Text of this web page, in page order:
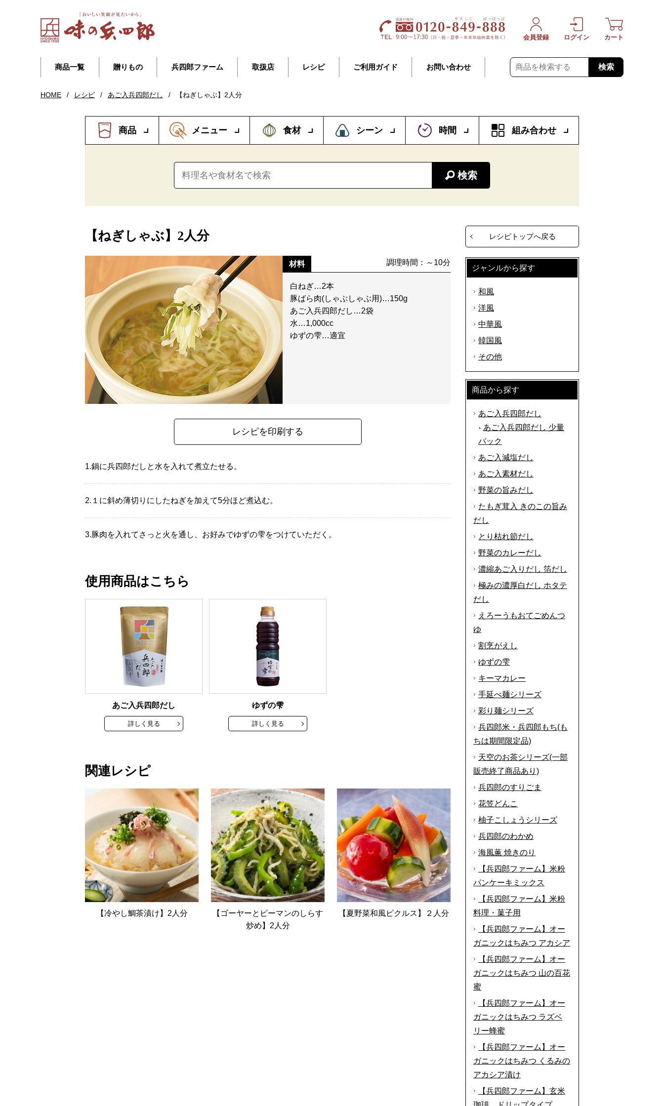
商品一覧 贈りもの 兵四郎ファーム 取扱店 レシピ ご利用ガイド お問い合わせ 検索
会員登録 ログイン カート
HOME / レシピ / あご入兵四郎だし / 【ねぎしゃぶ】2人分
商品 メニュー 食材 シーン 時間 組み合わせ
検索
【ねぎしゃぶ】2人分
材料 調理時間：～10分
白ねぎ…2本
豚ばら肉(しゃぶしゃぶ用)…150g
あご入兵四郎だし…2袋
水…1,000cc
ゆずの雫…適宜
レシピを印刷する
1.鍋に兵四郎だしと水を入れて煮立たせる。
2. １に斜め薄切りにしたねぎを加えて5分ほど煮込む。
3.豚肉を入れてさっと火を通し、お好みでゆずの雫をつけていただく。
使用商品はこちら
あご入兵四郎だし
詳しく見る
ゆずの雫
詳しく見る
関連レシピ
【冷やし鯛茶漬け】2人分
【ゴーヤーとピーマンのしらす
炒め】2人分
【夏野菜和風ピクルス】２人分
レシピトップへ戻る
ジャンルから探す
和風
洋風
中華風
韓国風
その他
商品から探す
あご入兵四郎だし
あご入兵四郎だし 少量
パック
あご入減塩だし
あご入素材だし
野菜の旨みだし
たもぎ茸入 きのこの旨み
だし
とり枯れ節だし
野菜のカレーだし
濃縮あご入りだし 箔だし
極みの濃厚白だし ホタテ
だし
えろーうもおてごめんつ
ゆ
割烹がえし
ゆずの雫
キーマカレー
手延べ麺シリーズ
彩り麺シリーズ
兵四郎米・兵四郎もち(も
ちは期間限定品)
天空のお茶シリーズ(一部
販売終了商品あり)
兵四郎のすりごま
花笠どんこ
柚子こしょうシリーズ
兵四郎のわかめ
海風薫 焼きのり
【兵四郎ファーム】米粉
パンケーキミックス
【兵四郎ファーム】米粉
料理・菓子用
【兵四郎ファーム】オー
ガニックはちみつ アカシア
【兵四郎ファーム】オー
ガニックはちみつ 山の百花
蜜
【兵四郎ファーム】オー
ガニックはちみつ ラズベ
リー蜂蜜
【兵四郎ファーム】オー
ガニックはちみつ くるみの
アカシア漬け
【兵四郎ファーム】玄米